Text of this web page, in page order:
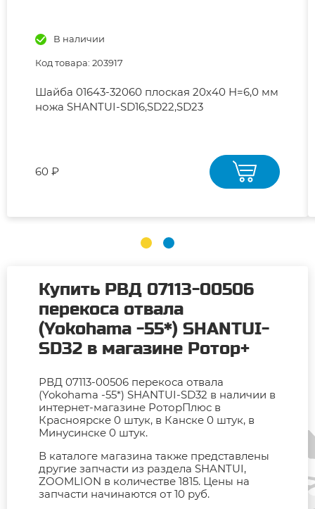
В наличии
Код товара: 203917
Шайба 01643-32060 плоская 20х40 H=6,0 мм
ножа SHANTUI-SD16,SD22,SD23
60 ₽
Купить РВД 07113-00506
перекоса отвала
(Yokohama -55*) SHANTUI-
SD32 в магазине Ротор+
РВД 07113-00506 перекоса отвала
(Yokohama -55*) SHANTUI-SD32 в наличии в
интернет-магазине РоторПлюс в
Красноярске 0 штук, в Канске 0 штук, в
Минусинске 0 штук.
В каталоге магазина также представлены
другие запчасти из раздела SHANTUI,
ZOOMLION в количестве 1815. Цены на
запчасти начинаются от 10 руб.